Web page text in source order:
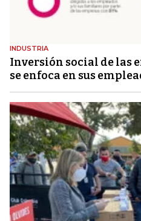
INDUSTRIA
Inversión social de las
se enfoca en sus